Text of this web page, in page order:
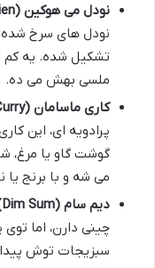
نودل می هوکین (Mee Hokkien):
نودل های سرخ شده
تشکیل شده. یه
ملسی بهش می ده.
کاری ماسامان (Massaman Curry):
پرادویه ای، این
گوشت گاو یا مرغ،
می شه و با برنج
دیم سام (Dim Sum):
چینی دارن، اما
سبزیجات توش